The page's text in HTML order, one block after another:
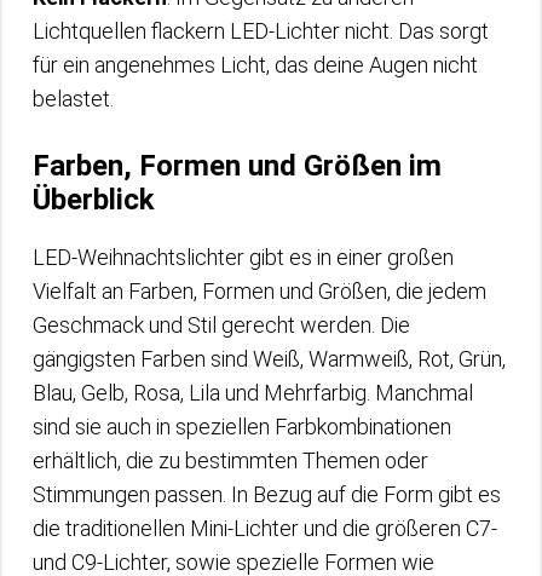
Lichtquellen flackern LED-Lichter nicht. Das sorgt
für ein angenehmes Licht, das deine Augen nicht
belastet.
Farben, Formen und Größen im
Überblick
LED-Weihnachtslichter gibt es in einer großen
Vielfalt an Farben, Formen und Größen, die jedem
Geschmack und Stil gerecht werden. Die
gängigsten Farben sind Weiß, Warmweiß, Rot, Grün,
Blau, Gelb, Rosa, Lila und Mehrfarbig. Manchmal
sind sie auch in speziellen Farbkombinationen
erhältlich, die zu bestimmten Themen oder
Stimmungen passen. In Bezug auf die Form gibt es
die traditionellen Mini-Lichter und die größeren C7-
und C9-Lichter, sowie spezielle Formen wie